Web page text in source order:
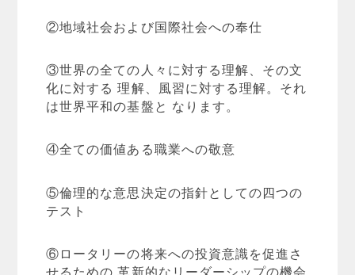
②地域社会および国際社会への奉仕
③世界の全ての人々に対する理解、その文
化に対する 理解、風習に対する理解。それ
は世界平和の基盤と なります。
④全ての価値ある職業への敬意
⑤倫理的な意思決定の指針としての四つの
テスト
⑥ロータリーの将来への投資意識を促進さ
せるための 革新的なリーダーシップの機会